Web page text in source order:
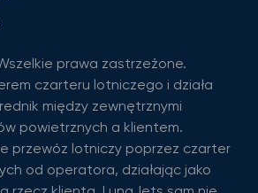
prawa zastrzeżone.
czarteru lotniczego i działa
między zewnętrznymi
powietrznych a klientem.
przewóz lotniczy poprzez czarter
od operatora, działając jako